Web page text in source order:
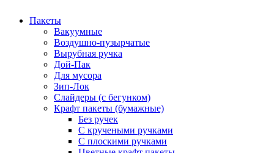
Пакеты
Вакуумные
Воздушно-пузырчатые
Вырубная ручка
Дой-Пак
Для мусора
Зип-Лок
Слайдеры (с бегунком)
Крафт пакеты (бумажные)
Без ручек
С кручеными ручками
С плоскими ручками